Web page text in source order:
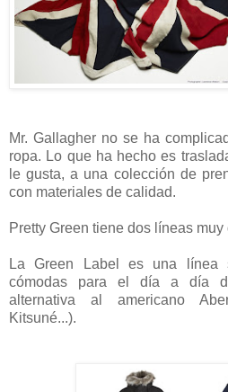
Mr. Gallagher no se ha
ropa. Lo que ha hecho es
le gusta, a una colección de
con materiales de calidad.
Pretty Green tiene dos líneas muy
La Green Label es una línea
cómodas para el día a día
alternativa al americano
Kitsuné...).